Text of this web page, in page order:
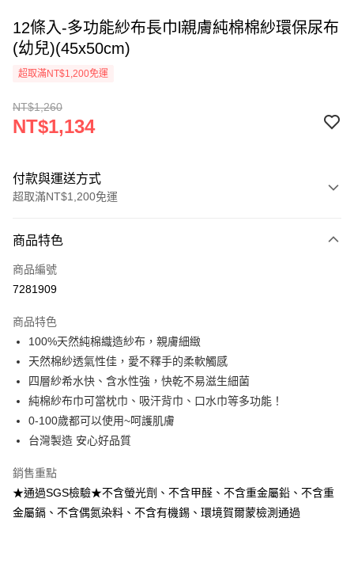
12條入-多功能紗布長巾l親膚純棉棉紗環保尿布
(幼兒)(45x50cm)
超取滿NT$1,200免運
NT$1,260
NT$1,134
付款與運送方式
超取滿NT$1,200免運
信用卡一次付款
超商取貨付款
Apple Pay
ATM付款
運送方式
付款後全家取貨
商品特色
商品編號
7281909
商品特色
100%天然純棉織造紗布，親膚細緻
天然棉紗透氣性佳，愛不釋手的柔軟觸感
四層紗希水快、含水性強，快乾不易滋生細菌
純棉紗布巾可當枕巾、吸汗背巾、口水巾等多功能！
0-100歲都可以使用~呵護肌膚
台灣製造 安心好品質
銷售重點
★通過SGS檢驗★不含螢光劑、不含甲醛、不含重金屬鉛、不含重
金屬鎘、不含偶氮染料、不含有機錫、環境賀爾蒙檢測通過